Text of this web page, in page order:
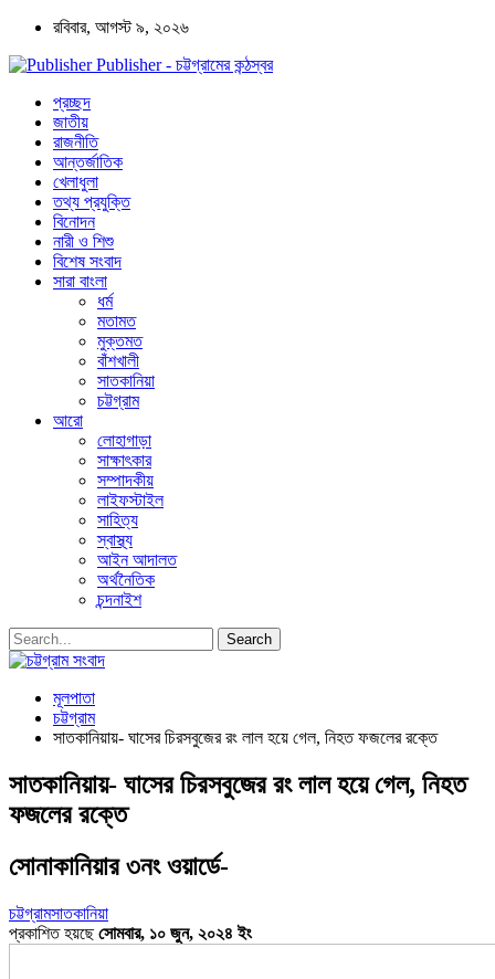
রবিবার, আগস্ট ৯, ২০২৬
Publisher - চট্টগ্রামের কন্ঠস্বর
প্রচ্ছদ
জাতীয়
রাজনীতি
আন্তর্জাতিক
খেলাধুলা
তথ্য প্রযুক্তি
বিনোদন
নারী ও শিশু
বিশেষ সংবাদ
সারা বাংলা
ধর্ম
মতামত
মুক্তমত
বাঁশখালী
সাতকানিয়া
চট্টগ্রাম
আরো
লোহাগাড়া
সাক্ষাৎকার
সম্পাদকীয়
লাইফস্টাইল
সাহিত্য
স্বাস্থ্য
আইন আদালত
অর্থনৈতিক
চন্দনাইশ
মূলপাতা
চট্টগ্রাম
সাতকানিয়ায়- ঘাসের চিরসবুজের রং লাল হয়ে গেল, নিহত ফজলের রক্তে
সাতকানিয়ায়- ঘাসের চিরসবুজের রং লাল হয়ে গেল, নিহত
ফজলের রক্তে
সোনাকানিয়ার ৩নং ওয়ার্ডে-
চট্টগ্রামসাতকানিয়া
প্রকাশিত হয়ছেসোমবার, ১০ জুন, ২০২৪ ইং